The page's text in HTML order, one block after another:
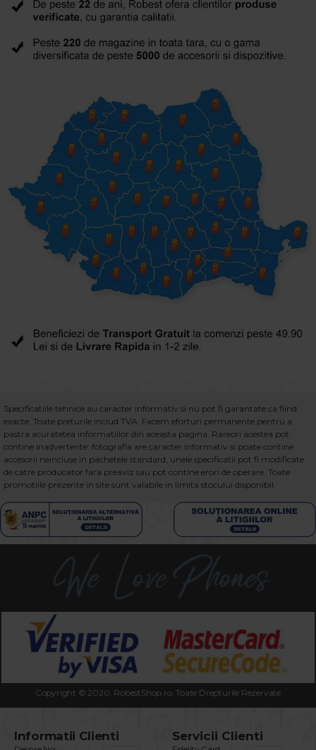
Specificatiile tehnice au caracter informativ si nu pot fi garantate ca fiind
exacte. Toate preturile includ TVA. Facem eforturi permanente pentru a
pastra acuratetea informatiilor din aceasta pagina. Rareori acestea pot
contine inadvertente: fotografia are caracter informativ si poate contine
accesorii neincluse in pachetele standard, unele specificatii pot fi modificate
de catre producator fara preaviz sau pot contine erori de operare. Toate
promotiile prezente in site sunt valabile in limita stocului disponibil.
Copyright © 2020. RobestShop.ro. Toate Drepturile Rezervate
Informatii Clienti Servicii Clienti